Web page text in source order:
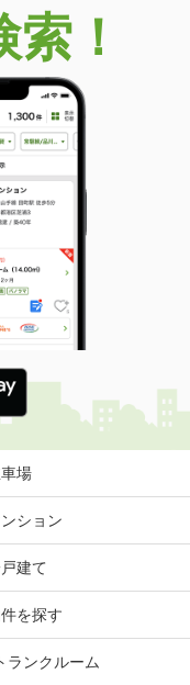
！
場
ション
建て
を探す
ランクルーム